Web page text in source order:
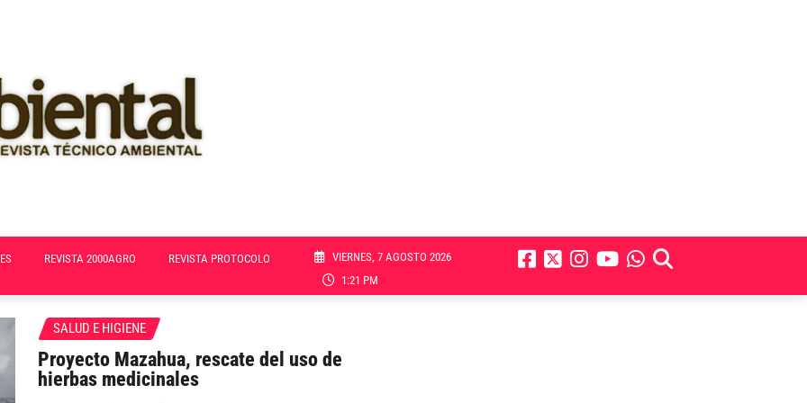
REVISTA 2000AGRO REVISTA PROTOCOLO
VIERNES, 7 AGOSTO 2026
1:21 PM
SALUD E HIGIENE
Proyecto Mazahua, rescate del uso de
hierbas medicinales